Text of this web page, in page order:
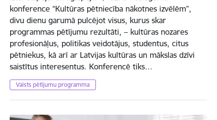
konference “Kultūras pētniecība nākotnes izvēlēm”,
divu dienu garumā pulcējot visus, kurus skar
programmas pētījumu rezultāti, – kultūras nozares
profesionāļus, politikas veidotājus, studentus, citus
pētniekus, kā arī ar Latvijas kultūras un mākslas dzīvi
saistītus interesentus. Konferencē tiks…
Valsts pētījumu programma